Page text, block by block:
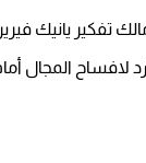
تفكير يانيك
لافساح المجال